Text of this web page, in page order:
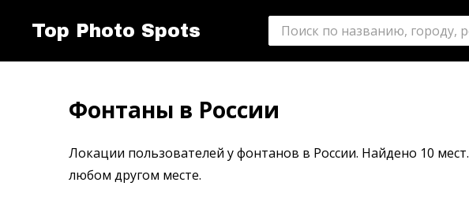
Top Photo Spots
Фонтаны в России
Локации пользователей у фонтанов в России. Найдено 10
любом другом месте.